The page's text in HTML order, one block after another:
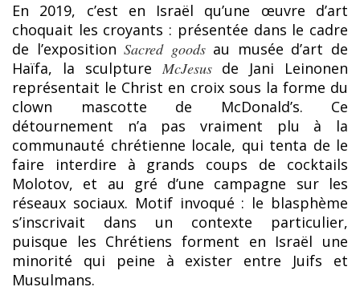
En 2019, c’est en Israël qu’une œuvre d’art
choquait les croyants : présentée dans le cadre
de l’expositionSacred goods au musée d’art de
Haïfa, la sculpture McJesusde Jani Leinonen
représentait le Christ en croix sous la forme du
clown mascotte de McDonald’s. Ce
détournement n’a pas vraiment plu à la
communauté chrétienne locale, qui tenta de le
faire interdire à grands coups de cocktails
Molotov, et au gré d’une campagne sur les
réseaux sociaux. Motif invoqué : le blasphème
s’inscrivait dans un contexte particulier,
puisque les Chrétiens forment en Israël une
minorité qui peine à exister entre Juifs et
Musulmans.